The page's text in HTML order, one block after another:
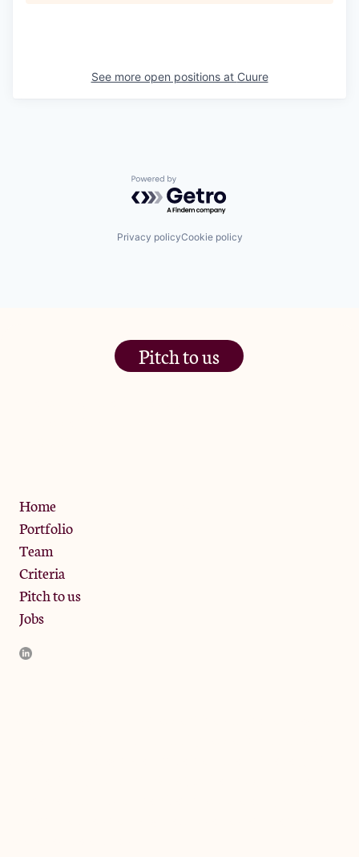
See more open positions at Cuure
Powered by Getro.com
Privacy policyCookie policy
Pitch to us
Home
Portfolio
Team
Criteria
Pitch to us
Jobs